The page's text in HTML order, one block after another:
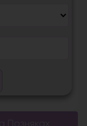
Позняках